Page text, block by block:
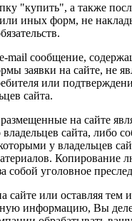
"купить", а также
иных форм, не
mail сообщение,
заявки на сайте, не
или
сайта.
на сайте
сайта, либо
у владельцев
Копирование
собой уголовное
сайте или оставляя
информацию, Вы